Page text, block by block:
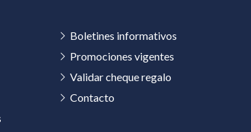
Boletines informativos
Promociones vigentes
Validar cheque regalo
Contacto